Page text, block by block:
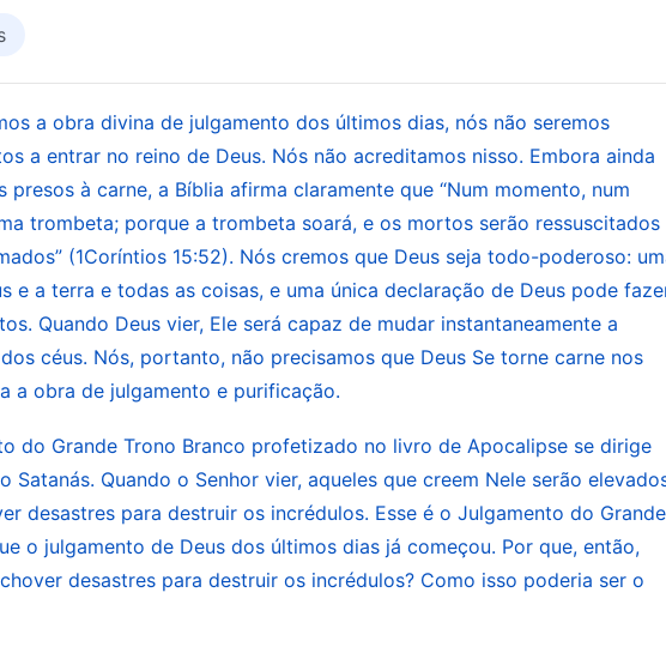
fazer o homem se arrepender e confessar seus pecados. Mas
e os três anos e meio que Ele passou pregando o caminho
que veio depois. As várias vezes que Jesus orou também
de homem normal que Ele levou e os trinta e três anos e meio
para concluir a obra da crucificação; eles serviram para
obra; como resultado disso, Deus confiou a obra da
Deus encarnado realizará? Hoje, Deus Se tornou carne
da “Palavra que aparece na carne”, para usar a palavra para
o tratamento e o refinamento da palavra. Em Suas
provisão e ganhe vida; em Suas palavras, você vê Sua obra e
lo e refiná-lo e, assim, se você sofre dificuldades, é
. Hoje, Deus não opera com fatos, mas com palavras. Somente
o Espírito Santo pode operar dentro de você e fazer com que
a obra divina de julgamento dos últimos dias, nós não seremos
a entrar no reino de Deus. Nós não acreditamos nisso. Embora ainda
à carne, a Bíblia afirma claramente que “Num momento, num
trombeta; porque a trombeta soará, e os mortos serão ressuscitados
(1Coríntios 15:52). Nós cremos que Deus seja todo-poderoso:
e a terra e todas as coisas, e uma única declaração de Deus pode
Quando Deus vier, Ele será capaz de mudar instantaneamente a
céus. Nós, portanto, não precisamos que Deus Se torne carne nos
a obra de julgamento e purificação.
do Grande Trono Branco profetizado no livro de Apocalipse se dirige
Quando o Senhor vier, aqueles que creem Nele serão
desastres para destruir os incrédulos. Esse é o Julgamento do Grande
o julgamento de Deus dos últimos dias já começou. Por que, então,
desastres para destruir os incrédulos? Como isso poderia ser o